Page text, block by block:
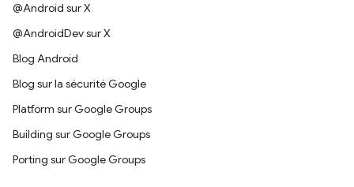
@Android sur X
@AndroidDev sur X
Blog Android
Blog sur la sécurité Google
Platform sur Google Groups
Building sur Google Groups
Porting sur Google Groups